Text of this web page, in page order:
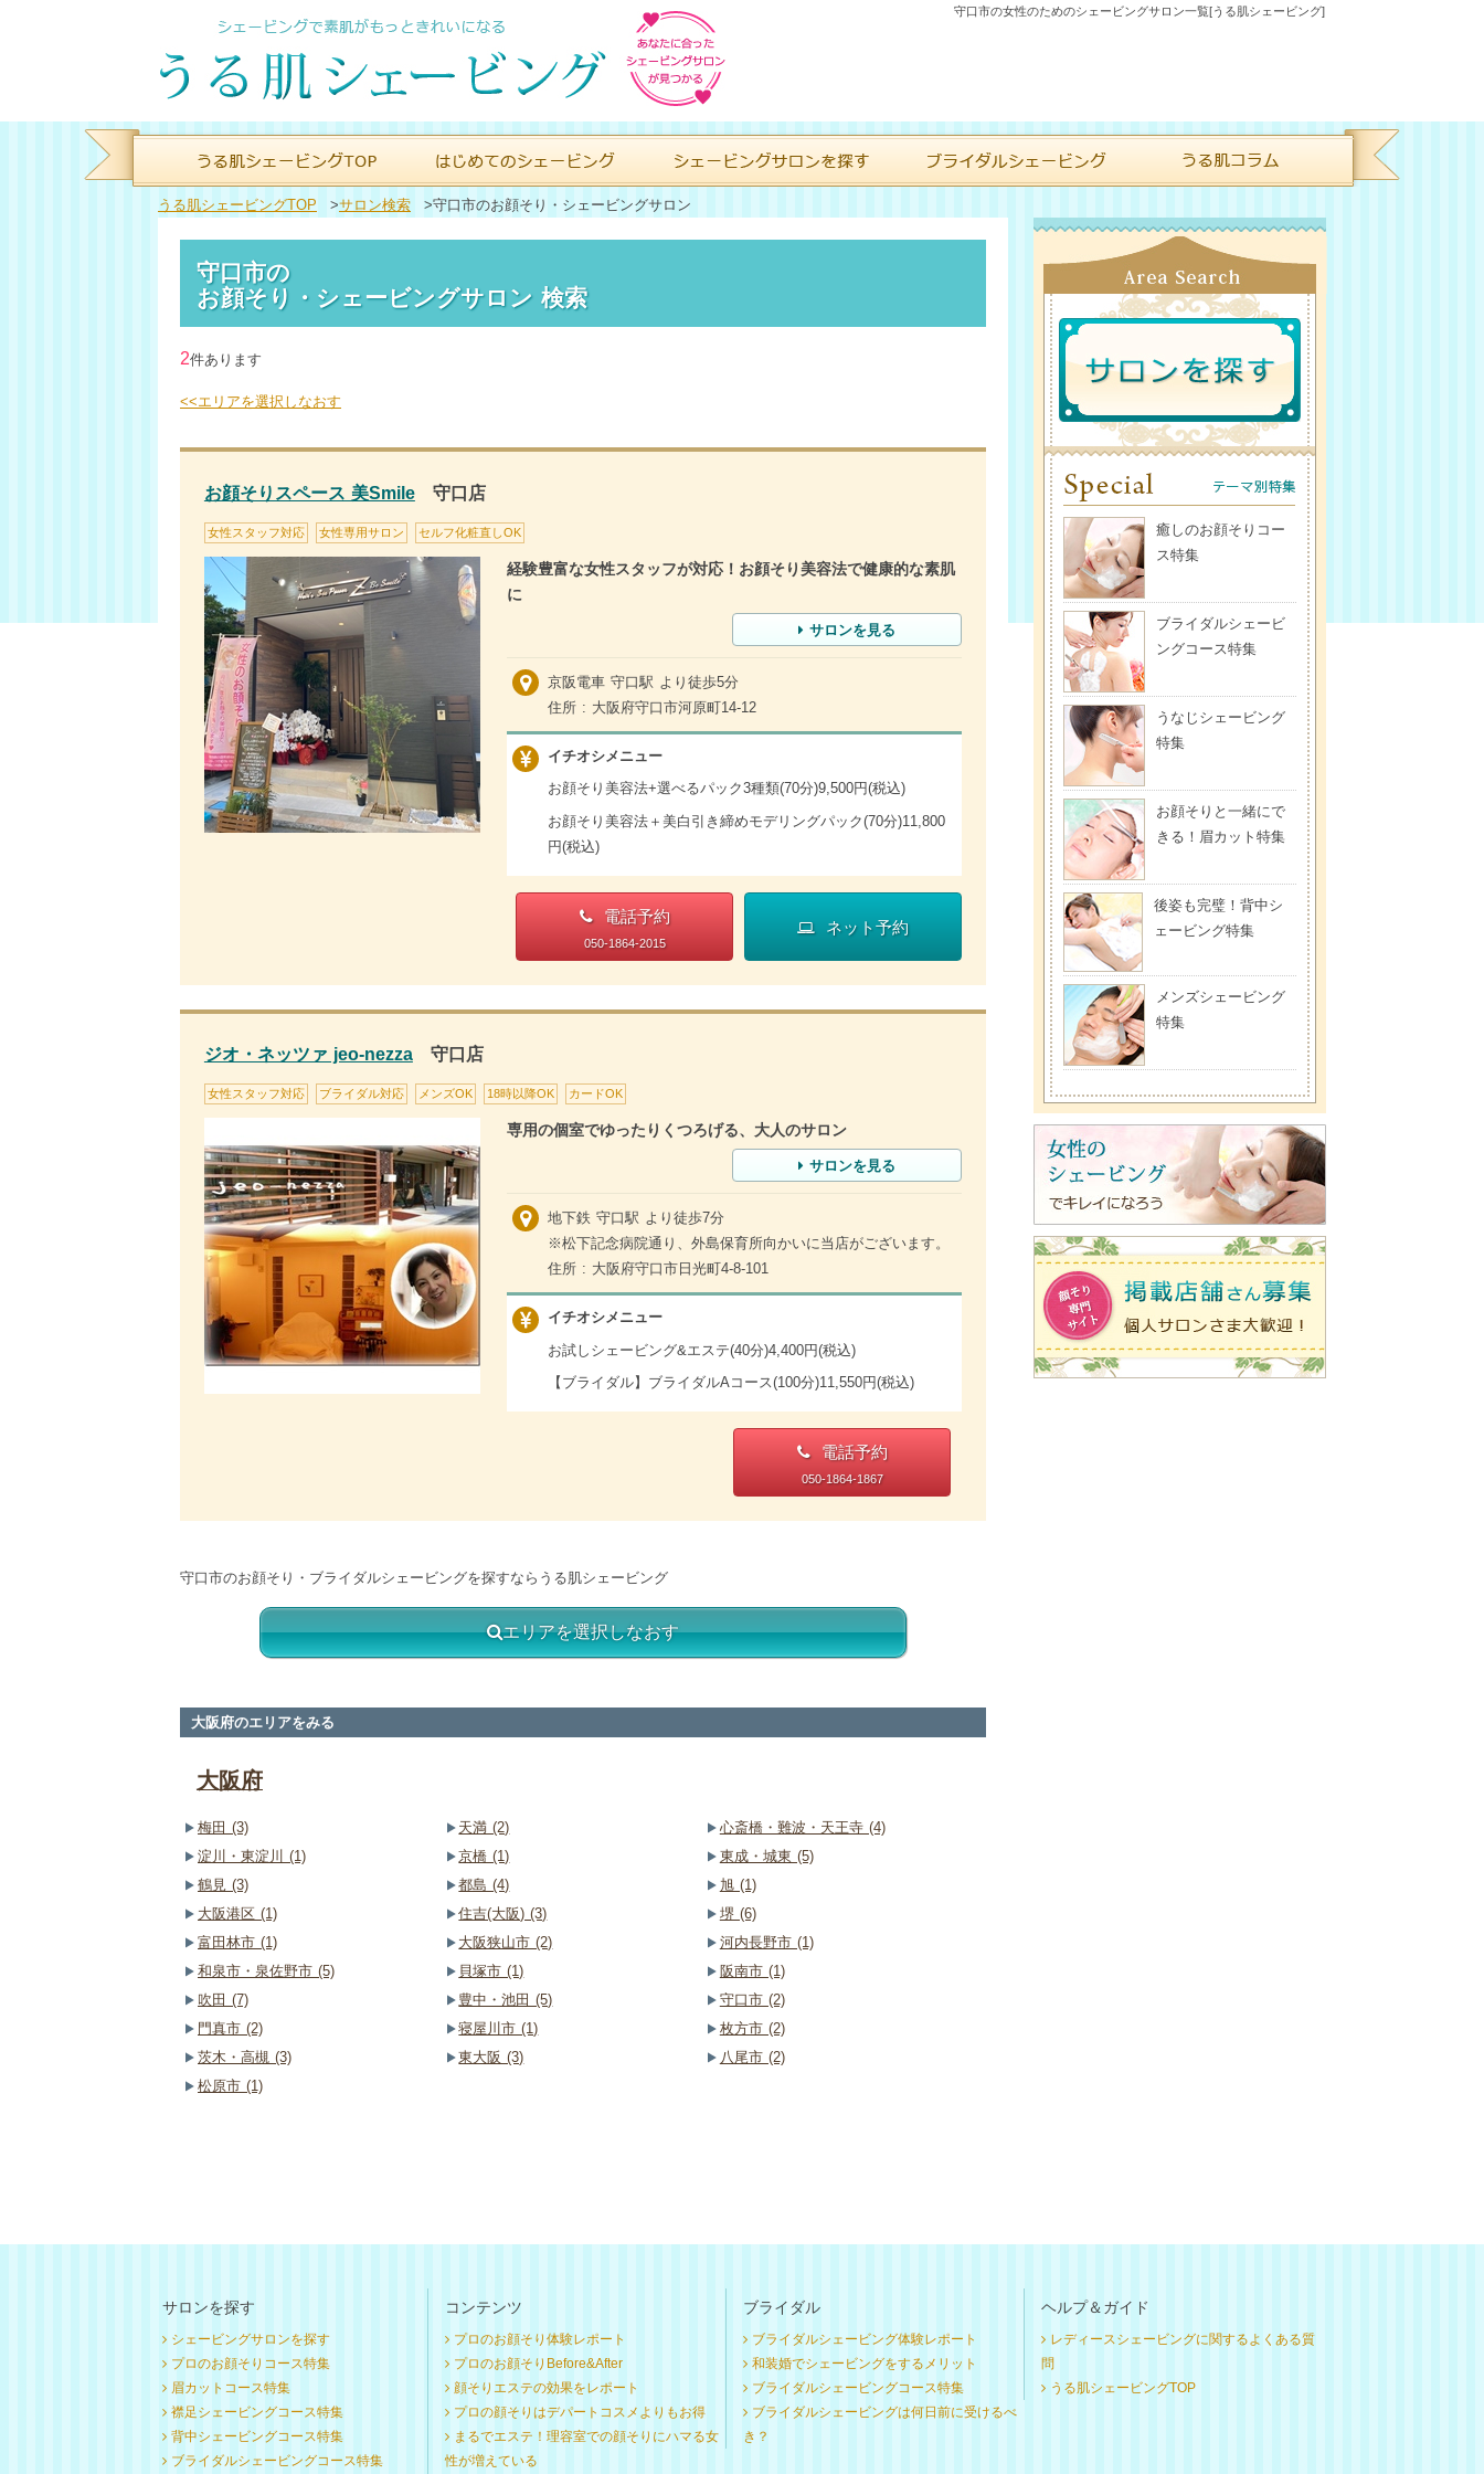
守口市の女性のためのシェービングサロン一覧[うる肌シェービング]
うる肌シェービングTOP >サロン検索 >守口市のお顔そり・シェービングサロン
守口市の
お顔そり・シェービングサロン 検索
2件あります
<<エリアを選択しなおす
お顔そりスペース 美Smile守口店
女性スタッフ対応 女性専用サロン セルフ化粧直しOK
経験豊富な女性スタッフが対応！お顔そり美容法で健康的な素肌
に
サロンを見る
京阪電車 守口駅 より徒歩5分
住所 : 大阪府守口市河原町14-12
イチオシメニュー
お顔そり美容法+選べるパック3種類(70分)9,500円(税込)
お顔そり美容法＋美白引き締めモデリングパック(70分)11,800
円(税込)
電話予約
050-1864-2015
ネット予約
ジオ・ネッツァ jeo-nezza守口店
女性スタッフ対応 ブライダル対応 メンズOK 18時以降OK カードOK
専用の個室でゆったりくつろげる、大人のサロン
サロンを見る
地下鉄 守口駅 より徒歩7分
※松下記念病院通り、外島保育所向かいに当店がございます。
住所 : 大阪府守口市日光町4-8-101
イチオシメニュー
お試しシェービング&エステ(40分)4,400円(税込)
【ブライダル】ブライダルAコース(100分)11,550円(税込)
電話予約
050-1864-1867
守口市のお顔そり・ブライダルシェービングを探すならうる肌シェービング
エリアを選択しなおす
大阪府のエリアをみる
大阪府
梅田 (3) 天満 (2)
心斎橋・難波・天王寺 (4)
淀川・東淀川 (1)
京橋 (1)
東成・城東 (5)
鶴見 (3)
都島 (4)
旭 (1)
大阪港区 (1)
住吉(大阪) (3)
堺 (6)
富田林市 (1)
大阪狭山市 (2)
河内長野市 (1)
和泉市・泉佐野市 (5)
貝塚市 (1)
阪南市 (1)
吹田 (7)
豊中・池田 (5)
守口市 (2)
門真市 (2)
寝屋川市 (1)
枚方市 (2)
茨木・高槻 (3)
東大阪 (3)
八尾市 (2)
松原市 (1)
癒しのお顔そりコー
ス特集
ブライダルシェービ
ングコース特集
うなじシェービング
特集
お顔そりと一緒にで
きる！眉カット特集
後姿も完璧！背中シ
ェービング特集
メンズシェービング
特集
サロンを探す
シェービングサロンを探す
プロのお顔そりコース特集
眉カットコース特集
襟足シェービングコース特集
背中シェービングコース特集
ブライダルシェービングコース特集
コンテンツ
プロのお顔そり体験レポート
プロのお顔そりBefore&After
顔そりエステの効果をレポート
プロの顔そりはデパートコスメよりもお得
まるでエステ！理容室での顔そりにハマる女
性が増えている
ブライダル
ブライダルシェービング体験レポート
和装婚でシェービングをするメリット
ブライダルシェービングコース特集
ブライダルシェービングは何日前に受けるべ
き？
ヘルプ＆ガイド
レディースシェービングに関するよくある質
問
うる肌シェービングTOP